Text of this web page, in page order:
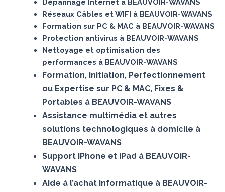
Dépannage Internet à BEAUVOIR-WAVANS
Réseaux Câbles et WIFI à BEAUVOIR-WAVANS
Formation sur PC & MAC à BEAUVOIR-WAVANS
Protection antivirus à BEAUVOIR-WAVANS
Nettoyage et optimisation des
performances à BEAUVOIR-WAVANS
Formation, Initiation, Perfectionnement
ou Expertise sur PC & MAC, Fixes &
Portables à BEAUVOIR-WAVANS
Assistance multimédia et autres
solutions technologiques à domicile à
BEAUVOIR-WAVANS
Support iPhone et iPad à BEAUVOIR-
WAVANS
Aide à l’achat informatique à BEAUVOIR-